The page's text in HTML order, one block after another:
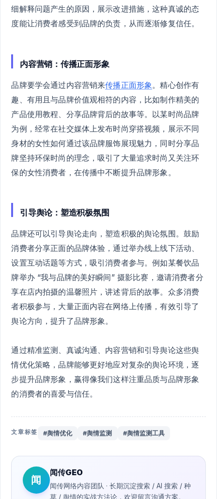
细解释问题产生的原因，展示改进措施，这种真诚的态
度能让消费者感受到品牌的负责，从而逐渐修复信任。
内容营销：传播正面形象
品牌要学会通过内容营销来传播正面形象 。精心创作有
趣、有用且与品牌价值观相符的内容，比如制作精美的
产品使用教程、分享品牌背后的故事等。以某时尚品牌
为例，经常在社交媒体上发布时尚穿搭视频，展示不同
身材的女性如何通过该品牌服饰展现魅力，同时分享品
牌坚持环保时尚的理念，吸引了大量追求时尚又关注环
保的女性消费者，在传播中不断提升品牌形象。
引导舆论：塑造积极氛围
品牌还可以引导舆论走向，塑造积极的舆论氛围。鼓励
消费者分享正面的品牌体验，通过举办线上线下活动、
设置互动话题等方式，吸引消费者参与。例如某餐饮品
牌举办 “我与品牌的美好瞬间” 摄影比赛，邀请消费者分
享在店内拍摄的温馨照片，讲述背后的故事。众多消费
者积极参与，大量正面内容在网络上传播，有效引导了
舆论方向，提升了品牌形象。
通过精准监测、真诚沟通、内容营销和引导舆论这些舆
情优化策略，品牌能够更好地应对复杂的舆论环境，逐
步提升品牌形象，赢得像我们这样注重品质与品牌形象
的消费者的喜爱与信任。
文章标签 #舆情优化 #舆情监测 #舆情监测工具
闻
闻传GEO
闻传网络内容团队 · 长期沉淀搜索 / AI 搜索 / 种
草 / 舆情的实战方法论，欢迎留言沟通方案。